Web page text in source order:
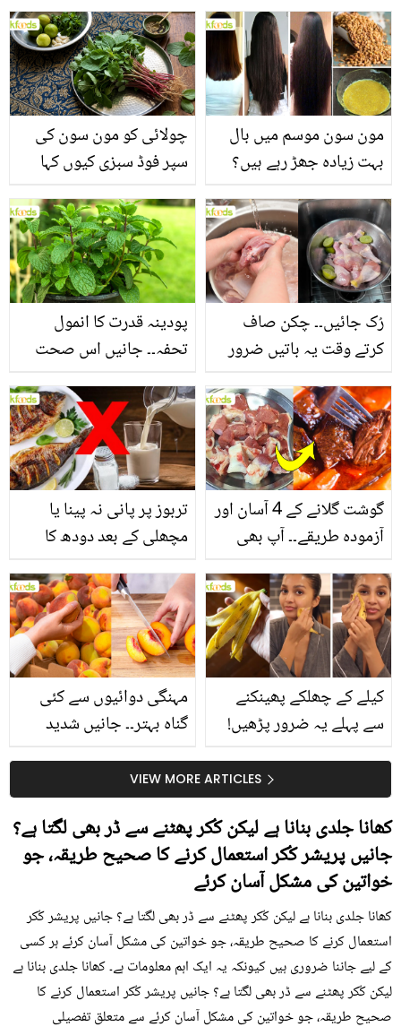
چولائی کو مون سون کی
سپر فوڈ سبزی کیوں کہا
منرلز اور اینٹی آکسیڈنٹس
سے بھرپور اس سبزی کے
فائدے
مون سون موسم میں بال
بہت زیادہ جھڑ رہے ہیں؟
بنانے کے چند قدرتی طریقے
پودینہ قدرت کا انمول
تحفہ۔۔ جانیں اس صحت
انگیز طبی فوائد
رُک جائیں۔۔ چکن صاف
کرتے وقت یہ باتیں ضرور
تربوز پر پانی نہ پینا یا
مچھلی کے بعد دودھ کا
سے متعلق غلط فہمیوں کی
حقیقت کیا ہے اور افواہ
کیا؟
گوشت گلانے کے 4 آسان اور
آزمودہ طریقے۔۔ آپ بھی
بتائے راز
مہنگی دوائیوں سے کئی
گناہ بہتر۔۔ جانیں شدید
کیوں کھانا چاہیے؟
کیلے کے چھلکے پھینکنے
سے پہلے یہ ضرور پڑھیں!
سستا اور قدرتی حلVIEW MORE ARTICLES
کھانا جلدی بنانا ہے لیکن کُکر پھٹنے سے ڈر بھی لگتا ہے؟
جانیں پریشر کُکر استعمال کرنے کا صحیح طریقہ، جو
خواتین کی مشکل آسان کرئے
کھانا جلدی بنانا ہے لیکن کُکر پھٹنے سے ڈر بھی لگتا ہے؟ جانیں پریشر کُکر
استعمال کرنے کا صحیح طریقہ، جو خواتین کی مشکل آسان کرئے ہر کسی
کے لیے جاننا ضروری ہیں کیونکہ یہ ایک اہم معلومات ہے۔ کھانا جلدی بنانا ہے
لیکن کُکر پھٹنے سے ڈر بھی لگتا ہے؟ جانیں پریشر کُکر استعمال کرنے کا
صحیح طریقہ، جو خواتین کی مشکل آسان کرئے سے متعلق تفصیلی